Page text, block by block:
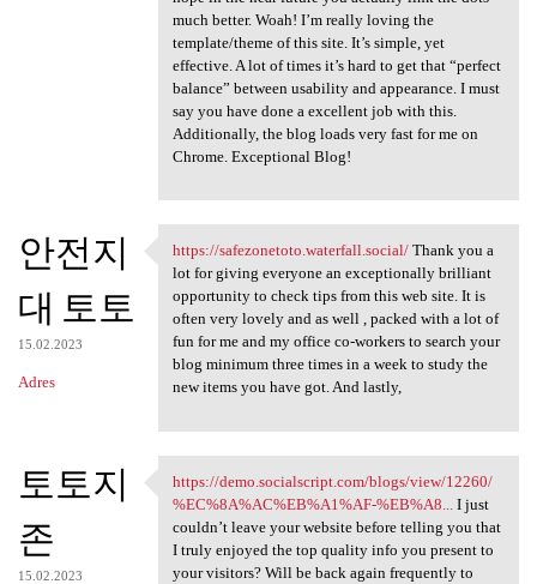
much better. Woah! I’m really loving the
template/theme of this site. It’s simple, yet
effective. A lot of times it’s hard to get that “perfect
balance” between usability and appearance. I must
say you have done a excellent job with this.
Additionally, the blog loads very fast for me on
Chrome. Exceptional Blog!
안전지
대 토토
15.02.2023
Adres
https://safezonetoto
https://safezonetoto.waterfall.social/Thank you a
lot for giving everyone an exceptionally brilliant
opportunity to check tips from this web site. It is
often very lovely and as well , packed with a lot of
fun for me and my office co-workers to search your
blog minimum three times in a week to study the
new items you have got. And lastly,
토토지
존
15.02.2023
https://demo.socialscript.com
https://demo.socialscript.com/blogs/view/12260/
%EC%8A%AC%EB%A1%AF-%EB%A8...
I just
couldn’t leave your website before telling you that
I truly enjoyed the top quality info you present to
your visitors? Will be back again frequently to